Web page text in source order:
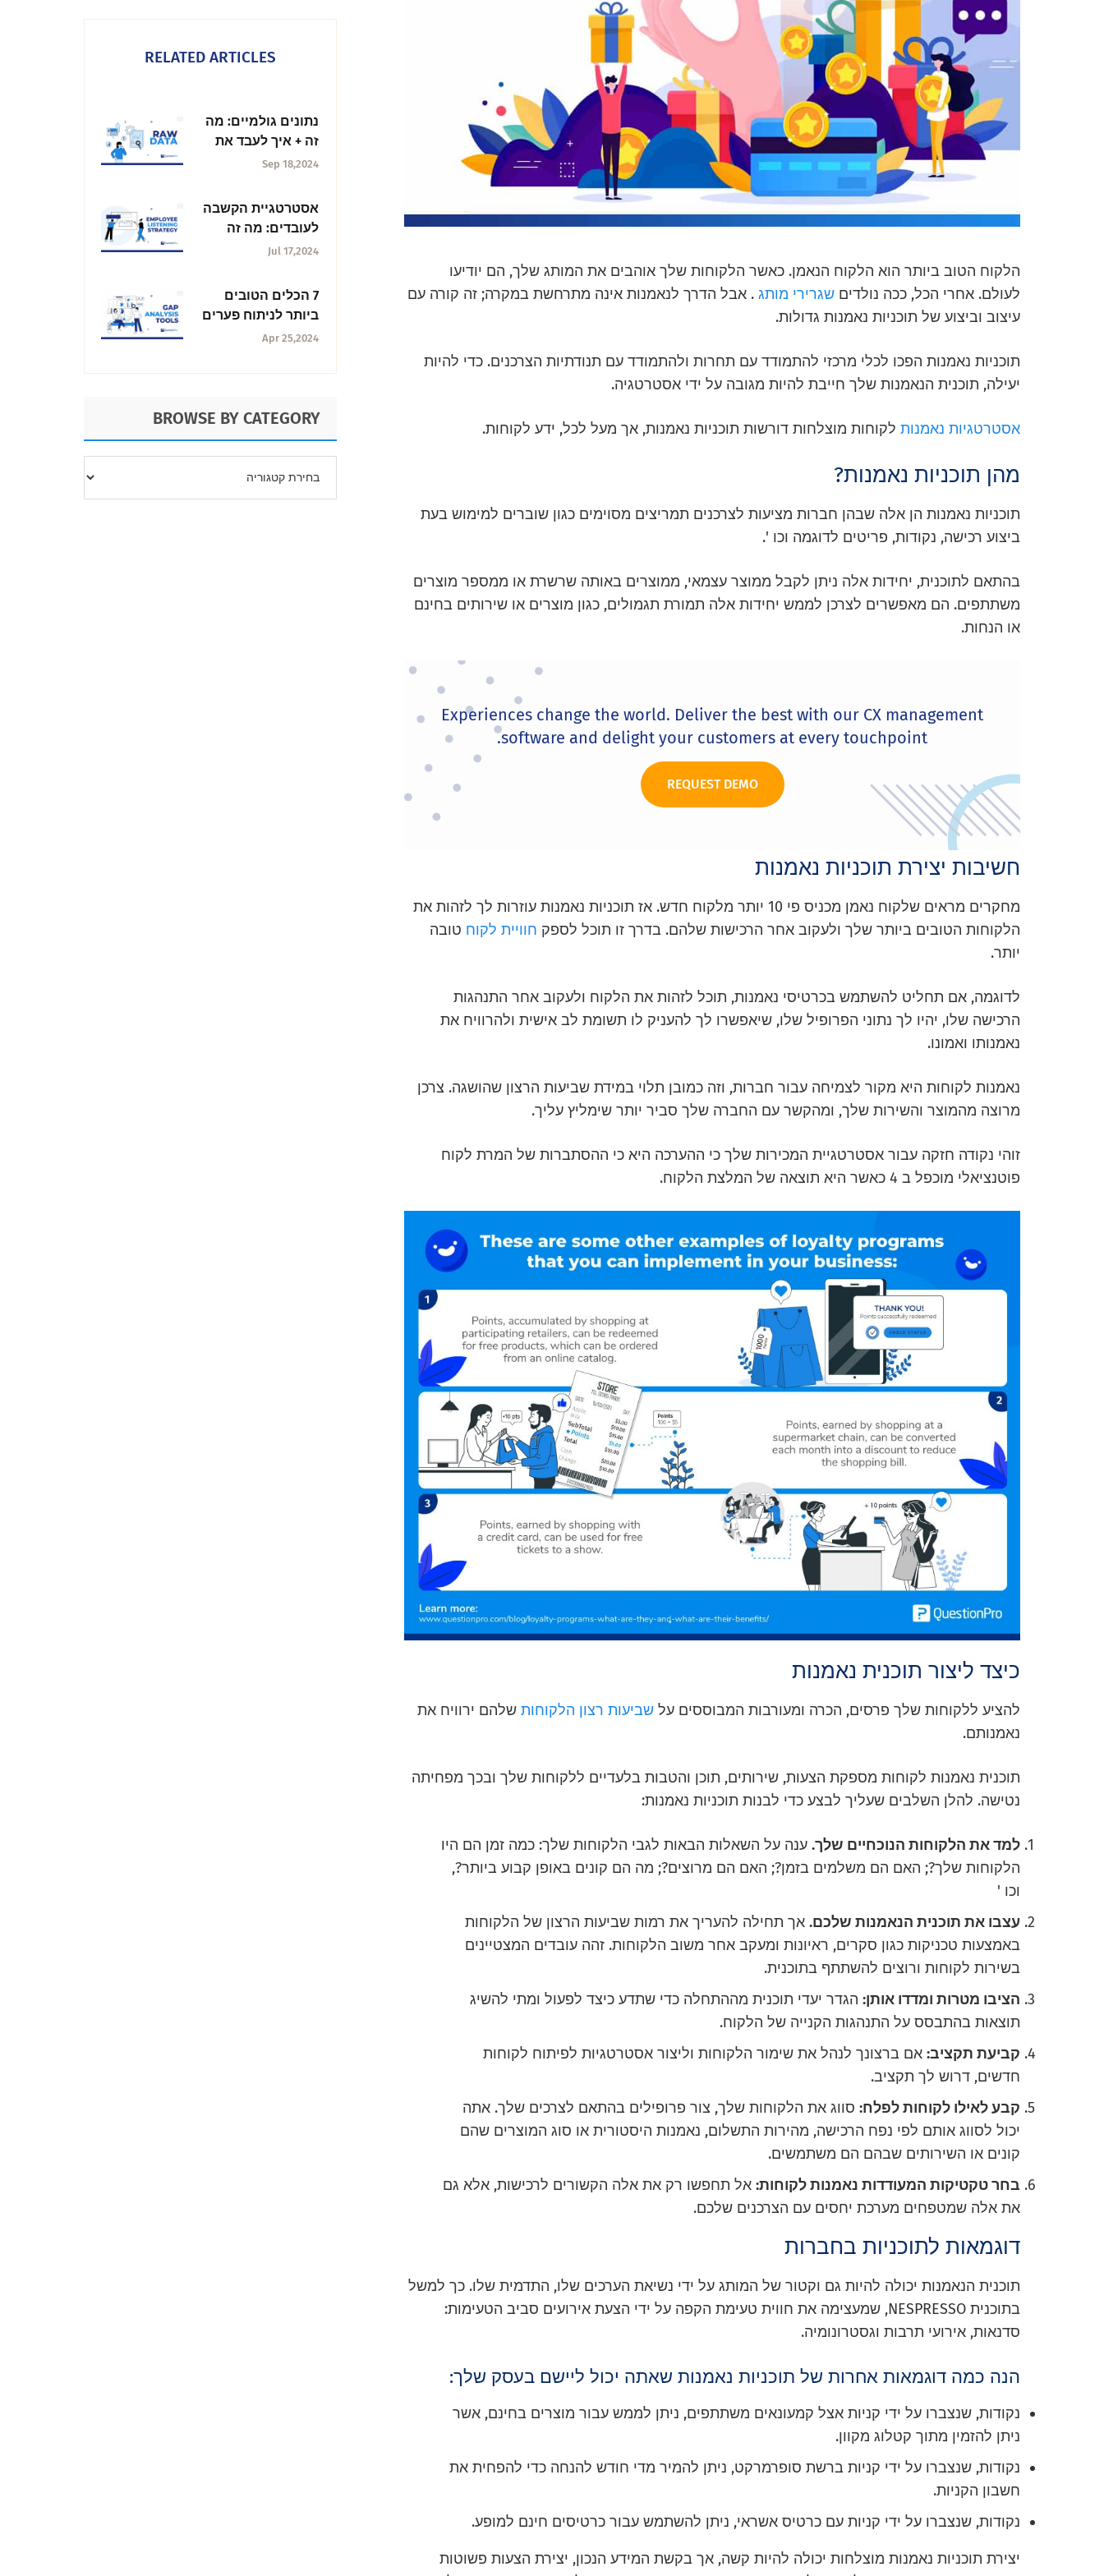
הלקוח הטוב ביותר הוא הלקוח הנאמן. כאשר הלקוחות שלך אוהבים את המותג שלך, הם יודיעו
לעולם. אחרי הכל, ככה נולדים שגרירי מותג . אבל הדרך לנאמנות אינה מתרחשת במקרה; זה קורה עם
עיצוב וביצוע של תוכניות נאמנות גדולות.
תוכניות נאמנות הפכו לכלי מרכזי להתמודד עם תחרות ולהתמודד עם תנודתיות הצרכנים. כדי להיות
יעילה, תוכנית הנאמנות שלך חייבת להיות מגובה על ידי אסטרטגיה.
אסטרטגיות נאמנות לקוחות מוצלחות דורשות תוכניות נאמנות, אך מעל לכל, ידע לקוחות.
מהן תוכניות נאמנות?
תוכניות נאמנות הן אלה שבהן חברות מציעות לצרכנים תמריצים מסוימים כגון שוברים למימוש בעת
ביצוע רכישה, נקודות, פריטים לדוגמה וכו '.
בהתאם לתוכנית, יחידות אלה ניתן לקבל ממוצר עצמאי, ממוצרים באותה שרשרת או ממספר מוצרים
משתתפים. הם מאפשרים לצרכן לממש יחידות אלה תמורת תגמולים, כגון מוצרים או שירותים בחינם
או הנחות.
Experiences change the world. Deliver the best with our CX management
software and delight your customers at every touchpoint.
REQUEST DEMO
חשיבות יצירת תוכניות נאמנות
מחקרים מראים שלקוח נאמן מכניס פי 10 יותר מלקוח חדש. אז תוכניות נאמנות עוזרות לך לזהות את
הלקוחות הטובים ביותר שלך ולעקוב אחר הרכישות שלהם. בדרך זו תוכל לספק חוויית לקוח טובה
יותר.
לדוגמה, אם תחליט להשתמש בכרטיסי נאמנות, תוכל לזהות את הלקוח ולעקוב אחר התנהגות
הרכישה שלו, יהיו לך נתוני הפרופיל שלו, שיאפשרו לך להעניק לו תשומת לב אישית ולהרוויח את
נאמנותו ואמונו.
נאמנות לקוחות היא מקור לצמיחה עבור חברות, וזה כמובן תלוי במידת שביעות הרצון שהושגה. צרכן
מרוצה מהמוצר והשירות שלך, ומהקשר עם החברה שלך סביר יותר שימליץ עליך.
זוהי נקודה חזקה עבור אסטרטגיית המכירות שלך כי ההערכה היא כי ההסתברות של המרת לקוח
פוטנציאלי מוכפל ב 4 כאשר היא תוצאה של המלצת הלקוח.
כיצד ליצור תוכנית נאמנות
להציע ללקוחות שלך פרסים, הכרה ומעורבות המבוססים על שביעות רצון הלקוחות שלהם ירוויח את
נאמנותם.
תוכנית נאמנות לקוחות מספקת הצעות, שירותים, תוכן והטבות בלעדיים ללקוחות שלך ובכך מפחיתה
נטישה. להלן השלבים שעליך לבצע כדי לבנות תוכניות נאמנות:
למד את הלקוחות הנוכחיים שלך. ענה על השאלות הבאות לגבי הלקוחות שלך: כמה זמן הם היו
הלקוחות שלך?; האם הם משלמים בזמן?; האם הם מרוצים?; מה הם קונים באופן קבוע ביותר?,
וכו '
עצבו את תוכנית הנאמנות שלכם. אך תחילה להעריך את רמות שביעות הרצון של הלקוחות
באמצעות טכניקות כגון סקרים, ראיונות ומעקב אחר משוב הלקוחות. זהה עובדים המצטיינים
בשירות לקוחות ורוצים להשתתף בתוכנית.
הציבו מטרות ומדדו אותן: הגדר יעדי תוכנית מההתחלה כדי שתדע כיצד לפעול ומתי להשיג
תוצאות בהתבסס על התנהגות הקנייה של הלקוח.
קביעת תקציב: אם ברצונך לנהל את שימור הלקוחות וליצור אסטרטגיות לפיתוח לקוחות
חדשים, דרוש לך תקציב.
קבע לאילו לקוחות לפלח: סווג את הלקוחות שלך, צור פרופילים בהתאם לצרכים שלך. אתה
יכול לסווג אותם לפי נפח הרכישה, מהירות התשלום, נאמנות היסטורית או סוג המוצרים שהם
קונים או השירותים שבהם הם משתמשים.
בחר טקטיקות המעודדות נאמנות לקוחות: אל תחפשו רק את אלה הקשורים לרכישות, אלא גם
את אלה שמטפחים מערכת יחסים עם הצרכנים שלכם.
דוגמאות לתוכניות בחברות
תוכנית הנאמנות יכולה להיות גם וקטור של המותג על ידי נשיאת הערכים שלו, התדמית שלו. כך למשל
בתוכנית NESPRESSO, שמעצימה את חווית טעימת הקפה על ידי הצעת אירועים סביב הטעימות:
סדנאות, אירועי תרבות וגסטרונומיה.
הנה כמה דוגמאות אחרות של תוכניות נאמנות שאתה יכול ליישם בעסק שלך:
נקודות, שנצברו על ידי קניות אצל קמעונאים משתתפים, ניתן לממש עבור מוצרים בחינם, אשר
ניתן להזמין מתוך קטלוג מקוון.
נקודות, שנצברו על ידי קניות ברשת סופרמרקט, ניתן להמיר מדי חודש להנחה כדי להפחית את
חשבון הקניות.
נקודות, שנצברו על ידי קניות עם כרטיס אשראי, ניתן להשתמש עבור כרטיסים חינם למופע.
יצירת תוכניות נאמנות מוצלחות יכולה להיות קשה, אך בקשת המידע הנכון, יצירת הצעות פשוטות
RELATED ARTICLES
נתונים גולמיים: מה
זה + איך לעבד את
זה
Sep 18,2024
אסטרטגיית הקשבה
לעובדים: מה זה
ואיך לבנות אחת
Jul 17,2024
7 הכלים הטובים
ביותר לניתוח פערים
להעצמת העסק שלך
Apr 25,2024
BROWSE BY CATEGORY
CATEGORY